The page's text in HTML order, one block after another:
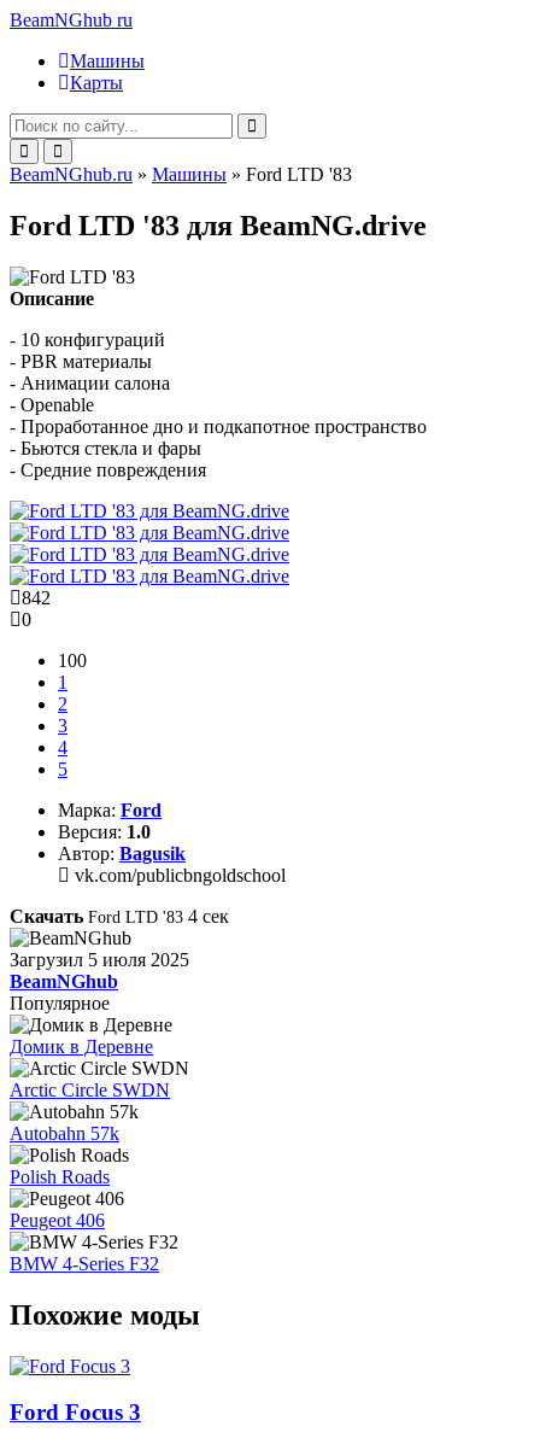
BeamNGhub ru
Машины
Карты
BeamNGhub.ru » Машины » Ford LTD '83
Ford LTD '83 для BeamNG.drive
Описание
- 10 конфигураций
- PBR материалы
- Анимации салона
- Openable
- Проработанное дно и подкапотное пространство
- Бьются стекла и фары
- Средние повреждения
842
0
100
1
2
3
4
5
Марка: Ford
Версия: 1.0
Автор: Bagusik
vk.com/publicbngoldschool
Скачать Ford LTD '83 4 сек
Загрузил 5 июля 2025
BeamNGhub
Популярное
Домик в Деревне
Arctic Circle SWDN
Autobahn 57k
Polish Roads
Peugeot 406
BMW 4-Series F32
Похожие моды
Ford Focus 3